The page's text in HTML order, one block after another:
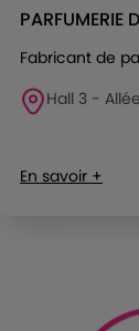
PARFUMERIE
Fabricant de
Hall 3 -
En savoir +